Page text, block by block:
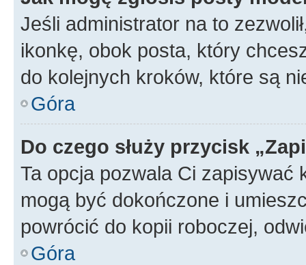
Jeśli administrator na to
ikonkę, obok posta, który
do kolejnych kroków, które są
Góra
Do czego służy przycisk
Ta opcja pozwala Ci zapisywać
mogą być dokończone i
powrócić do kopii roboczej,
Góra